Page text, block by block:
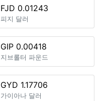
FJD 0.01243
피지 달러
GIP 0.00418
지브롤터 파운드
GYD 1.17706
가이아나 달러